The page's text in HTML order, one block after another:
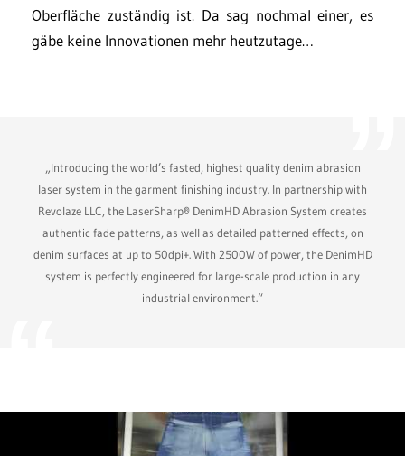
Oberfläche zuständig ist. Da sag nochmal einer, es
gäbe keine Innovationen mehr heutzutage…
„Introducing the world’s fasted, highest quality denim abrasion
laser system in the garment finishing industry. In partnership with
Revolaze LLC, the LaserSharp® DenimHD Abrasion System creates
authentic fade patterns, as well as detailed patterned effects, on
denim surfaces at up to 50dpi+. With 2500W of power, the DenimHD
system is perfectly engineered for large-scale production in any
industrial environment.“